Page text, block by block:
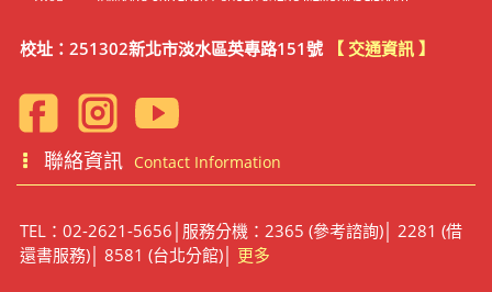
校址：251302新北市淡水區英專路151號 【 交通資訊 】
聯絡資訊 Contact Information
TEL：02-2621-5656│服務分機：2365 (參考諮詢)│ 2281 (借
還書服務)│ 8581 (台北分館)│ 更多